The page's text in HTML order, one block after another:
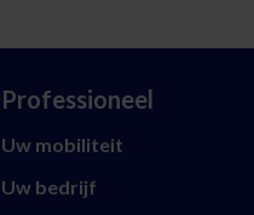
Professioneel
Uw mobiliteit
Uw bedrijf